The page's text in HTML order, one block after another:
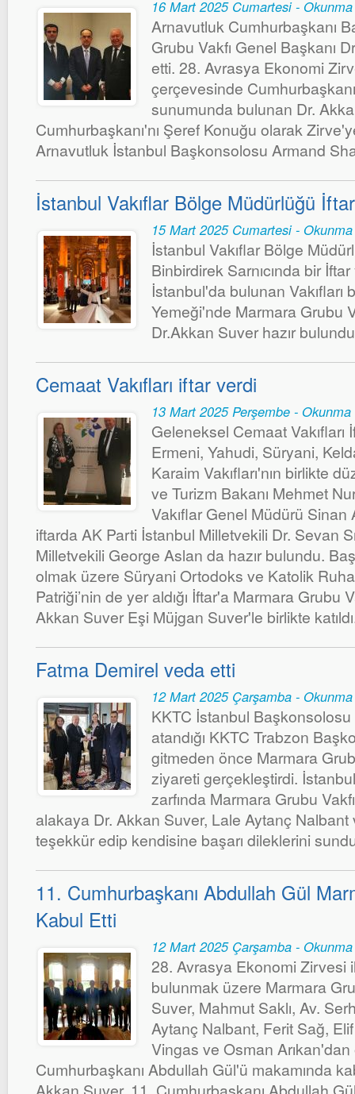
16 Mart 2025 Cumartesi -
Arnavutluk Cumhurbaşkanı
Grubu Vakfı Genel Başkanı
etti. 28. Avrasya Ekonomi
çerçevesinde
sunumunda bulunan Dr.
Cumhurbaşkanı'nı Şeref Konuğu olarak
Arnavutluk İstanbul Başkonsolosu Armand
İstanbul Vakıflar Bölge Müdürlüğü
15 Mart 2025 Cumartesi -
İstanbul Vakıflar Bölge
Binbirdirek Sarnıcında bir
İstanbul'da bulunan Vakıfları
Yemeği'nde Marmara Grubu
Dr.Akkan Suver hazır
Cemaat Vakıfları iftar verdi
13 Mart 2025 Perşembe -
Geleneksel Cemaat
Ermeni, Yahudi, Süryani,
Karaim Vakıfları'nın birlikte
ve Turizm Bakanı Mehmet
Vakıflar Genel Müdürü Sinan
iftarda AK Parti İstanbul Milletvekili Dr. Sevan
Milletvekili George Aslan da hazır bulundu.
olmak üzere Süryani Ortodoks ve Katolik
Patriği’nin de yer aldığı İftar'a Marmara Grubu
Akkan Suver Eşi Müjgan Suver'le birlikte
Fatma Demirel veda etti
12 Mart 2025 Çarşamba -
KKTC İstanbul
atandığı KKTC Trabzon
gitmeden önce Marmara
ziyareti gerçekleştirdi.
zarfında Marmara Grubu
alakaya Dr. Akkan Suver, Lale Aytanç Nalbant
teşekkür edip kendisine başarı dileklerini
11. Cumhurbaşkanı Abdullah Gül
Kabul Etti
12 Mart 2025 Çarşamba -
28. Avrasya Ekonomi Zirvesi
bulunmak üzere Marmara
Suver, Mahmut Saklı, Av.
Aytanç Nalbant, Ferit Sağ,
Vingas ve Osman
Cumhurbaşkanı Abdullah Gül'ü makamında